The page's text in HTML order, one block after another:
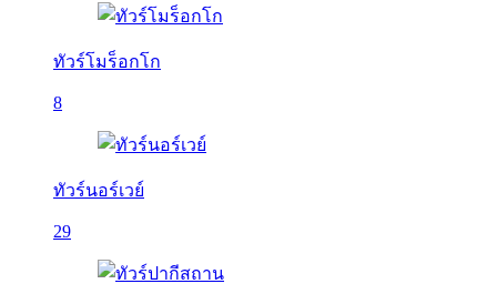
ทัวร์โมร็อกโก
8
ทัวร์นอร์เวย์
29